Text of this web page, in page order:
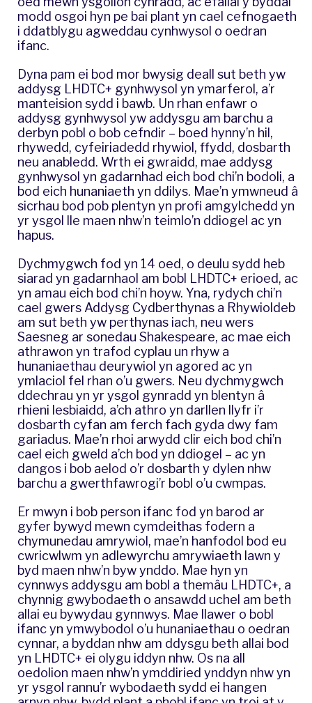
modd osgoi hyn pe bai plant yn cael cefnogaeth
i ddatblygu agweddau cynhwysol o oedran
ifanc.
Dyna pam ei bod mor bwysig deall sut beth yw
addysg LHDTC+ gynhwysol yn ymarferol, a’r
manteision sydd i bawb. Un rhan enfawr o
addysg gynhwysol yw addysgu am barchu a
derbyn pobl o bob cefndir – boed hynny’n hil,
rhywedd, cyfeiriadedd rhywiol, ffydd, dosbarth
neu anabledd. Wrth ei gwraidd, mae addysg
gynhwysol yn gadarnhad eich bod chi’n bodoli, a
bod eich hunaniaeth yn ddilys. Mae’n ymwneud â
sicrhau bod pob plentyn yn profi amgylchedd yn
yr ysgol lle maen nhw’n teimlo’n ddiogel ac yn
hapus.
Dychmygwch fod yn 14 oed, o deulu sydd heb
siarad yn gadarnhaol am bobl LHDTC+ erioed, ac
yn amau eich bod chi’n hoyw. Yna, rydych chi’n
cael gwers Addysg Cydberthynas a Rhywioldeb
am sut beth yw perthynas iach, neu wers
Saesneg ar sonedau Shakespeare, ac mae eich
athrawon yn trafod cyplau un rhyw a
hunaniaethau deurywiol yn agored ac yn
ymlaciol fel rhan o’u gwers. Neu dychmygwch
ddechrau yn yr ysgol gynradd yn blentyn â
rhieni lesbiaidd, a’ch athro yn darllen llyfr i’r
dosbarth cyfan am ferch fach gyda dwy fam
gariadus. Mae’n rhoi arwydd clir eich bod chi’n
cael eich gweld a’ch bod yn ddiogel – ac yn
dangos i bob aelod o’r dosbarth y dylen nhw
barchu a gwerthfawrogi’r bobl o’u cwmpas.
Er mwyn i bob person ifanc fod yn barod ar
gyfer bywyd mewn cymdeithas fodern a
chymunedau amrywiol, mae’n hanfodol bod eu
cwricwlwm yn adlewyrchu amrywiaeth lawn y
byd maen nhw’n byw ynddo. Mae hyn yn
cynnwys addysgu am bobl a themâu LHDTC+, a
chynnig gwybodaeth o ansawdd uchel am beth
allai eu bywydau gynnwys. Mae llawer o bobl
ifanc yn ymwybodol o’u hunaniaethau o oedran
cynnar, a byddan nhw am ddysgu beth allai bod
yn LHDTC+ ei olygu iddyn nhw. Os na all
oedolion maen nhw’n ymddiried ynddyn nhw yn
yr ysgol rannu’r wybodaeth sydd ei hangen